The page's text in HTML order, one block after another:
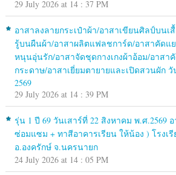
29 July 2026 at 14 : 37 PM
อาสาลงลายกระเป๋าผ้า/อาสาเขียนศิลป์บนเ
รู้บนผืนผ้า/อาสาผลิตแฟลชการ์ด/อาสาคัดแ
หนุนอุ่นรัก/อาสาจัดชุดกางเกงผ้าอ้อม/อาสา
กระดาษ/อาสาเยี่ยมตายายและเปิดสวนผัก วั
2569
29 July 2026 at 14 : 39 PM
รุ่น 1 ปี 69 วันเสาร์ที่ 22 สิงหาคม พ.ศ.2569
ซ่อมแซม + ทาสีอาคารเรียน ให้น้อง ) โรงเ
อ.องครักษ์ จ.นครนายก
24 July 2026 at 14 : 05 PM